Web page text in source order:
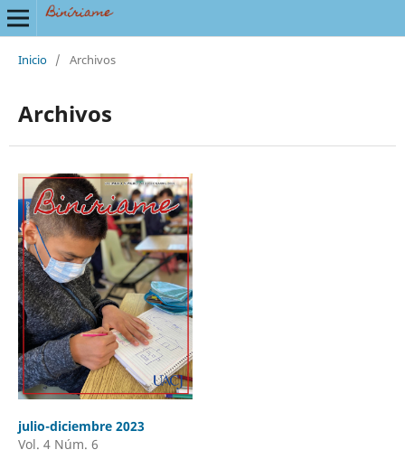
Inicio / Archivos
Archivos
julio-diciembre 2023
Vol. 4 Núm. 6